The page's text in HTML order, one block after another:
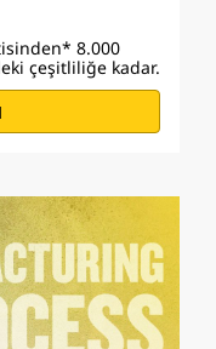
8.000
çeşitliliğe kadar.